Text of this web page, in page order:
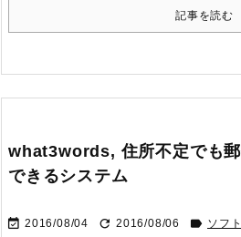
記事を読む
what3words, 住所不定でも
できるシステム
 2016/08/04  2016/08/06  ソフ